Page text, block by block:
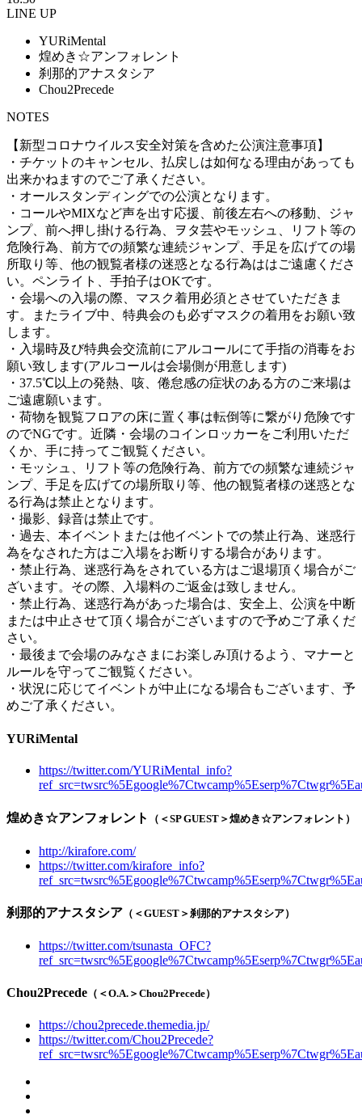
LINE UP
YURiMental
煌めき☆アンフォレント
刹那的アナスタシア
Chou2Precede
NOTES
【新型コロナウイルス安全対策を含めた公演注意事項】
・チケットのキャンセル、払戻しは如何なる理由があっても
出来かねますのでご了承ください。
・オールスタンディングでの公演となります。
・コールやMIXなど声を出す応援、前後左右への移動、ジャ
ンプ、前へ押し掛ける行為、ヲタ芸やモッシュ、リフト等の
危険行為、前方での頻繁な連続ジャンプ、手足を広げての場
所取り等、他の観覧者様の迷惑となる行為ははご遠慮くださ
い。ペンライト、手拍子はOKです。
・会場への入場の際、マスク着用必須とさせていただきま
す。またライブ中、特典会のも必ずマスクの着用をお願い致
します。
・入場時及び特典会交流前にアルコールにて手指の消毒をお
願い致します(アルコールは会場側が用意します)
・37.5℃以上の発熱、咳、倦怠感の症状のある方のご来場は
ご遠慮願います。
・荷物を観覧フロアの床に置く事は転倒等に繋がり危険です
のでNGです。近隣・会場のコインロッカーをご利用いただ
くか、手に持ってご観覧ください。
・モッシュ、リフト等の危険行為、前方での頻繁な連続ジャ
ンプ、手足を広げての場所取り等、他の観覧者様の迷惑とな
る行為は禁止となります。
・撮影、録音は禁止です。
・過去、本イベントまたは他イベントでの禁止行為、迷惑行
為をなされた方はご入場をお断りする場合があります。
・禁止行為、迷惑行為をされている方はご退場頂く場合がご
ざいます。その際、入場料のご返金は致しません。
・禁止行為、迷惑行為があった場合は、安全上、公演を中断
または中止させて頂く場合がございますので予めご了承くだ
さい。
・最後まで会場のみなさまにお楽しみ頂けるよう、マナーと
ルールを守ってご観覧ください。
・状況に応じてイベントが中止になる場合もございます、予
めご了承ください。
YURiMental
https://twitter.com/YURiMental_info?
煌めき☆アンフォレント （＜SP GUEST＞煌めき☆アンフォレント）
http://kirafore.com/
https://twitter.com/kirafore_info?
刹那的アナスタシア （＜GUEST＞刹那的アナスタシア）
https://twitter.com/tsunasta_OFC?
Chou2Precede （＜O.A.＞Chou2Precede）
https://chou2precede.themedia.jp/
https://twitter.com/Chou2Precede?